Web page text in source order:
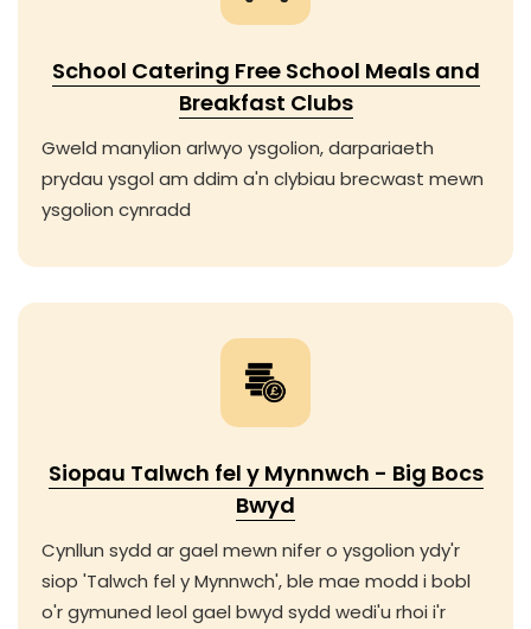
School Catering Free School Meals and
Breakfast Clubs
Gweld manylion arlwyo ysgolion, darpariaeth
prydau ysgol am ddim a'n clybiau brecwast mewn
ysgolion cynradd
Siopau Talwch fel y Mynnwch - Big Bocs
Bwyd
Cynllun sydd ar gael mewn nifer o ysgolion ydy'r
siop 'Talwch fel y Mynnwch', ble mae modd i bobl
o'r gymuned leol gael bwyd sydd wedi'u rhoi i'r